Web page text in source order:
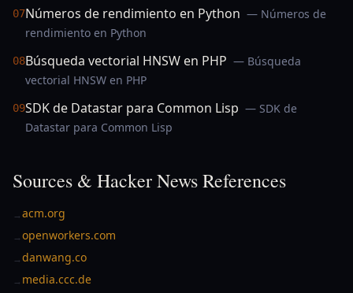
07Números de rendimiento en Python — Números de
rendimiento en Python
08Búsqueda vectorial HNSW en PHP — Búsqueda
vectorial HNSW en PHP
09SDK de Datastar para Common Lisp — SDK de
Datastar para Common Lisp
Sources & Hacker News References
→acm.org
→openworkers.com
→danwang.co
→ media.ccc.de